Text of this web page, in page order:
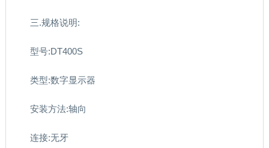
三.规格说明:
型号:DT400S
类型:数字显示器
安装方法:轴向
连接:无牙